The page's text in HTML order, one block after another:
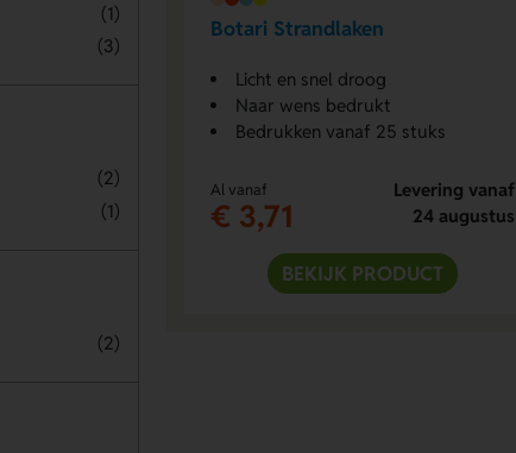
Botari Strandlaken
Licht en snel droog
Naar wens bedrukt
Bedrukken vanaf 25 stuks
Al vanaf
€ 3,71
Levering vanaf
24 augustus
BEKIJK PRODUCT
(1)
(3)
(2)
(1)
(2)